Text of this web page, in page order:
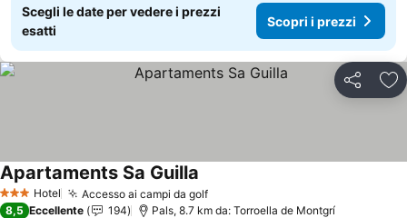
Scegli le date per vedere i prezzi
esatti
Scopri i prezzi
Condividi
3 StelleHotel Accesso ai campi da golfScopri i prezzi
Apartaments Sa Guilla
8,5 Eccellente 194 Pals, 8.7 km da: Torroella de Montgrí